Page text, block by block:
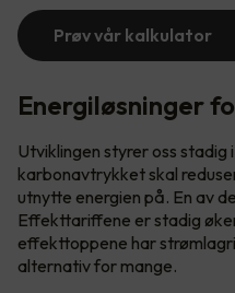
Prøv vår kalkulator
Energiløsninger
Utviklingen styrer oss stadig
karbonavtrykket skal
utnytte energien på. En av
Effekttariffene er stadig
effekttoppene har
alternativ for mange.